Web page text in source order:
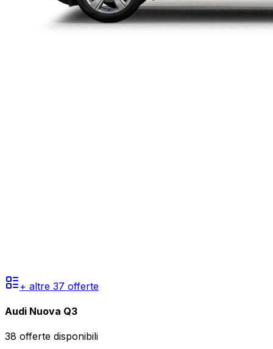
+ altre 37 offerte
Audi Nuova Q3
38 offerte disponibili